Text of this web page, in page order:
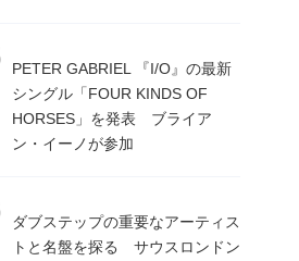
PETER GABRIEL 『I/O』の最新
シングル「FOUR KINDS OF
HORSES」を発表 ブライア
ン・イーノが参加
ダブステップの重要なアーティス
トと名盤を探る サウスロンドン